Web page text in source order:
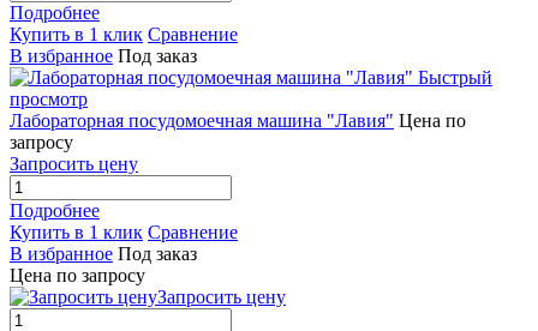
Подробнее
Купить в 1 клик Сравнение
В избранное Под заказ
Быстрый
просмотр
Лабораторная посудомоечная машина "Лавия" Цена по
запросу
Запросить цену
Подробнее
Купить в 1 клик Сравнение
В избранное Под заказ
Цена по запросу
Запросить цену